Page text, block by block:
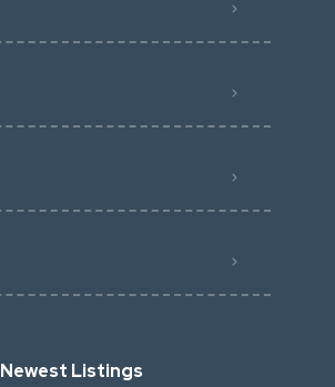
Newest Listings​